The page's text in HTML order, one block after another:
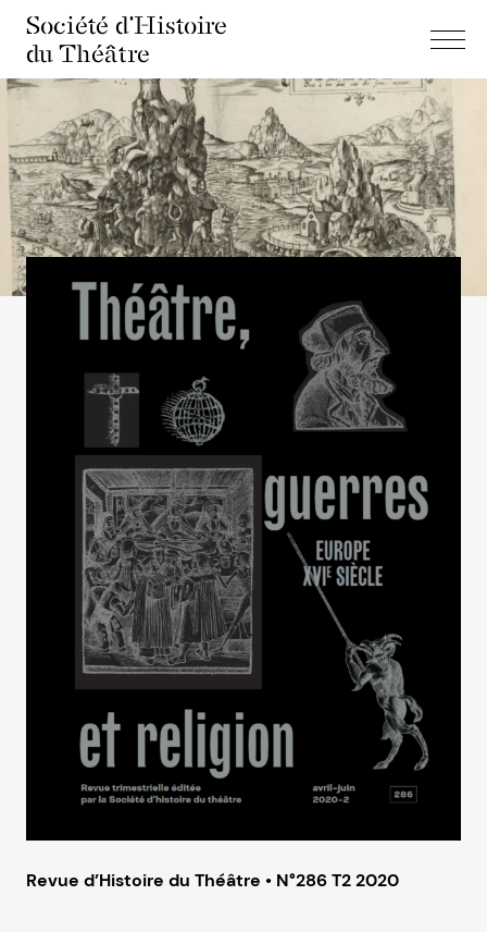
Société d'Histoire
du Théâtre
Revue d’Histoire du Théâtre • N°286 T2 2020